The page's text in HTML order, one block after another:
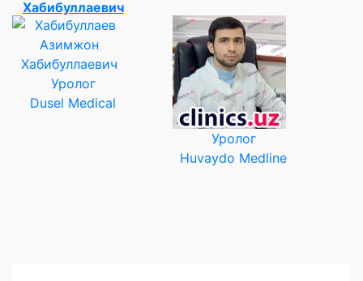
Хабибуллаевич
Уролог
Dusel Medical
Уролог
Huvaydo Medline